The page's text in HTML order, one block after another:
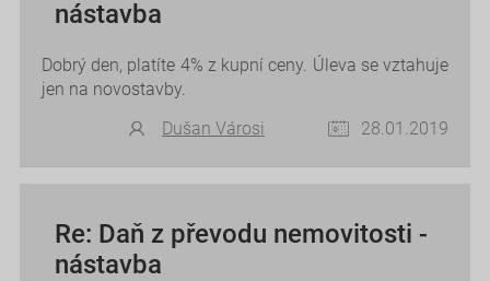
nástavba
Dobrý den, platíte 4% z kupní ceny. Úleva se vztahuje
jen na novostavby.
Dušan Városi
28.01.2019
Re: Daň z převodu nemovitosti -
nástavba